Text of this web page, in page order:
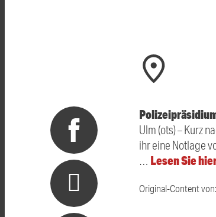
Ulm (ots) – Kurz
ihr eine Notlage
… Lesen Sie
Original-Content